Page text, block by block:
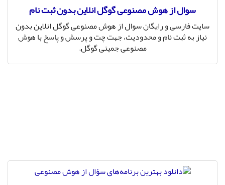
سوال از هوش مصنوعی گوگل انلاین بدون ثبت نام
سایت فارسی و رایگان سوال از هوش مصنوعی گوگل انلاین بدون
نیاز به ثبت نام و محدودیت، جهت چت و پرسش و پاسخ با هوش
مصنوعی جمینی گوگل.